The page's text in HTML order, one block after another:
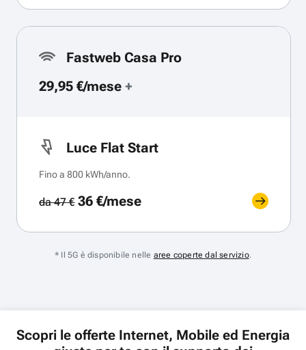
Fastweb Casa Pro
29,95 €/mese +
Luce Flat Start
Fino a 800 kWh/anno.
da 47 €36 €/mese
* Il 5G è disponibile nelle aree coperte dal servizio.
Scopri le offerte Internet, Mobile ed Energia